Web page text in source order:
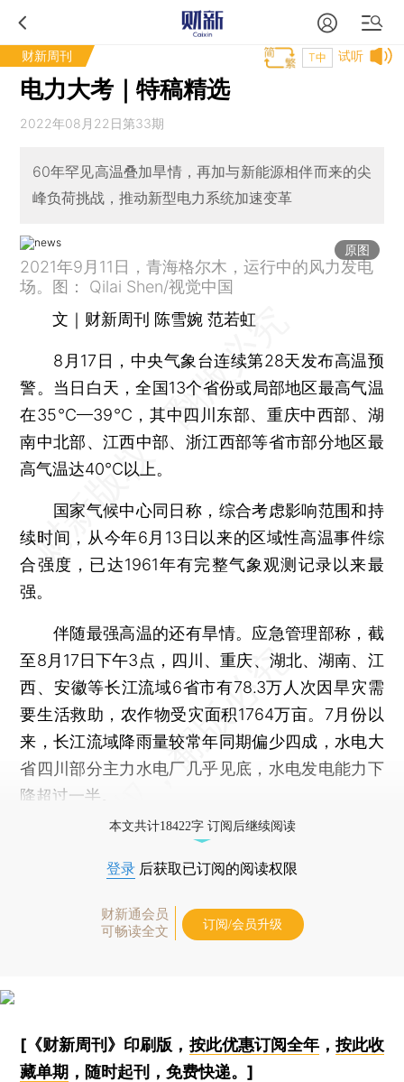
财新周刊 试听
T中
电力大考｜特稿精选
2022年08月22日第33期
60年罕见高温叠加旱情，再加与新能源相伴而来的尖
峰负荷挑战，推动新型电力系统加速变革
原图
2021年9月11日，青海格尔木，运行中的风力发电
场。图： Qilai Shen/视觉中国
文｜财新周刊 陈雪婉 范若虹
8月17日，中央气象台连续第28天发布高温预
警。当日白天，全国13个省份或局部地区最高气温
在35℃—39℃，其中四川东部、重庆中西部、湖
南中北部、江西中部、浙江西部等省市部分地区最
高气温达40℃以上。
国家气候中心同日称，综合考虑影响范围和持
续时间，从今年6月13日以来的区域性高温事件综
合强度，已达1961年有完整气象观测记录以来最
强。
伴随最强高温的还有旱情。应急管理部称，截
至8月17日下午3点，四川、重庆、湖北、湖南、江
西、安徽等长江流域6省市有78.3万人次因旱灾需
要生活救助，农作物受灾面积1764万亩。7月份以
来，长江流域降雨量较常年同期偏少四成，水电大
省四川部分主力水电厂几乎见底，水电发电能力下
降超过一半。
本文共计18422字 订阅后继续阅读
登录 后获取已订阅的阅读权限
财新通会员
可畅读全文
订阅/会员升级
[《财新周刊》印刷版， 按此优惠订阅全年， 按此收
藏单期 ，随时起刊，免费快递。]